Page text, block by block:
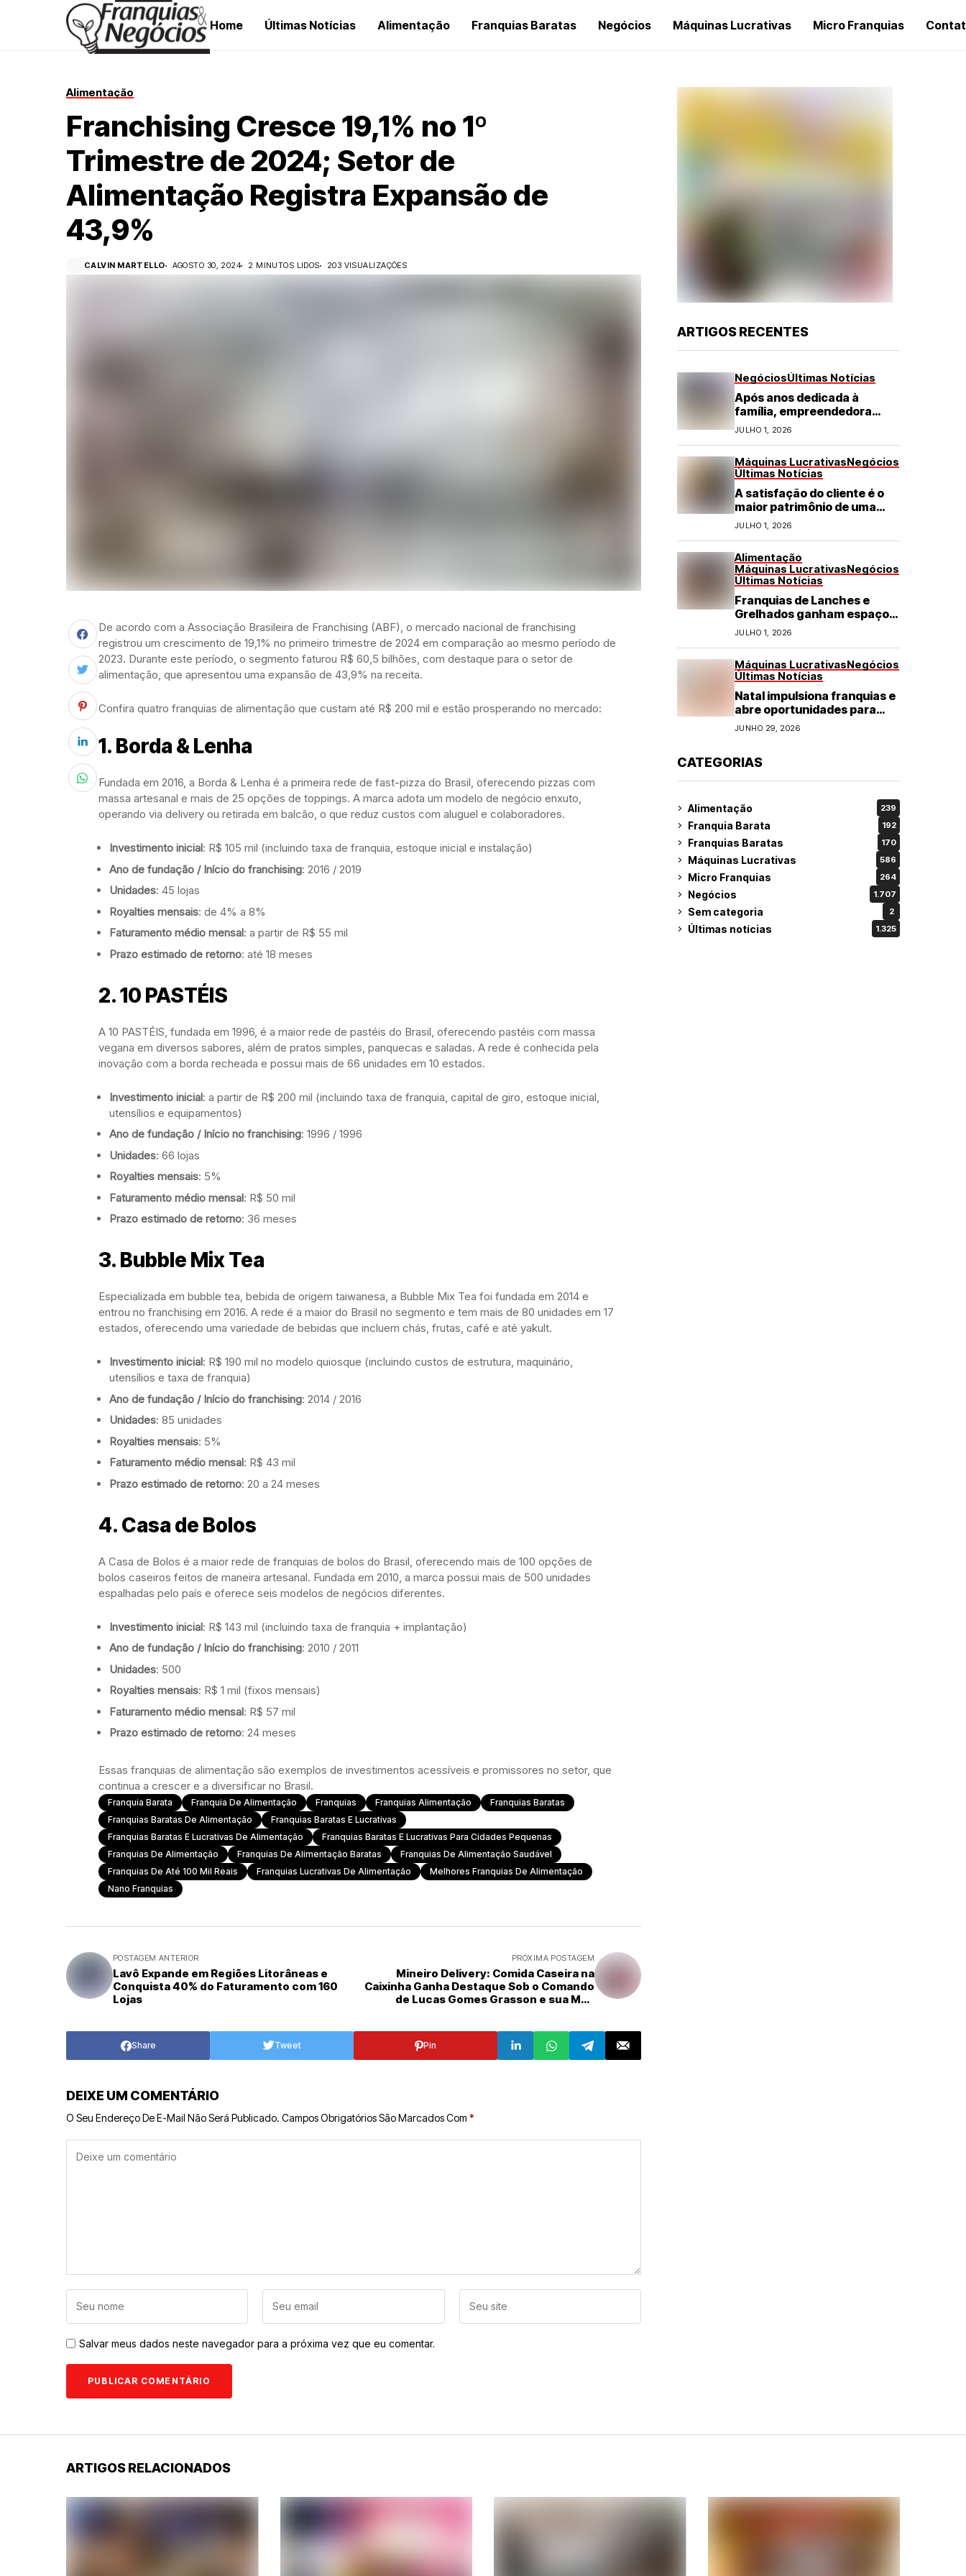
Home Últimas Notícias Alimentação Franquias Baratas Negócios Máquinas Lucrativas Micro Franquias
Alimentação
Franchising Cresce 19,1% no 1º
Trimestre de 2024; Setor de
Alimentação Registra Expansão de
43,9%
CALVIN MARTELLO AGOSTO 30, 2024 2 MINUTOS LIDOS 203 VISUALIZAÇÕES
De acordo com a Associação Brasileira de Franchising (ABF), o mercado nacional de franchising
registrou um crescimento de 19,1% no primeiro trimestre de 2024 em comparação ao mesmo período de
2023. Durante este período, o segmento faturou R$ 60,5 bilhões, com destaque para o setor de
alimentação, que apresentou uma expansão de 43,9% na receita.
Confira quatro franquias de alimentação que custam até R$ 200 mil e estão prosperando no mercado:
1. Borda & Lenha
Fundada em 2016, a Borda & Lenha é a primeira rede de fast-pizza do Brasil, oferecendo pizzas com
massa artesanal e mais de 25 opções de toppings. A marca adota um modelo de negócio enxuto,
operando via delivery ou retirada em balcão, o que reduz custos com aluguel e colaboradores.
Investimento inicial: R$ 105 mil (incluindo taxa de franquia, estoque inicial e instalação)
Ano de fundação / Início do franchising: 2016 / 2019
Unidades: 45 lojas
Royalties mensais: de 4% a 8%
Faturamento médio mensal: a partir de R$ 55 mil
Prazo estimado de retorno: até 18 meses
2.10 PASTÉIS
A 10 PASTÉIS, fundada em 1996, é a maior rede de pastéis do Brasil, oferecendo pastéis com massa
vegana em diversos sabores, além de pratos simples, panquecas e saladas. A rede é conhecida pela
inovação com a borda recheada e possui mais de 66 unidades em 10 estados.
Investimento inicial: a partir de R$ 200 mil (incluindo taxa de franquia, capital de giro, estoque inicial,
utensílios e equipamentos)
Ano de fundação / Início no franchising: 1996 / 1996
Unidades: 66 lojas
Royalties mensais: 5%
Faturamento médio mensal: R$ 50 mil
Prazo estimado de retorno: 36 meses
3. Bubble Mix Tea
Especializada em bubble tea, bebida de origem taiwanesa, a Bubble Mix Tea foi fundada em 2014 e
entrou no franchising em 2016. A rede é a maior do Brasil no segmento e tem mais de 80 unidades em 17
estados, oferecendo uma variedade de bebidas que incluem chás, frutas, café e até yakult.
Investimento inicial: R$ 190 mil no modelo quiosque (incluindo custos de estrutura, maquinário,
utensílios e taxa de franquia)
Ano de fundação / Início do franchising: 2014 / 2016
Unidades: 85 unidades
Royalties mensais: 5%
Faturamento médio mensal: R$ 43 mil
Prazo estimado de retorno: 20 a 24 meses
4. Casa de Bolos
A Casa de Bolos é a maior rede de franquias de bolos do Brasil, oferecendo mais de 100 opções de
bolos caseiros feitos de maneira artesanal. Fundada em 2010, a marca possui mais de 500 unidades
espalhadas pelo país e oferece seis modelos de negócios diferentes.
Investimento inicial: R$ 143 mil (incluindo taxa de franquia + implantação)
Ano de fundação / Início do franchising: 2010 / 2011
Unidades: 500
Royalties mensais: R$ 1 mil (fixos mensais)
Faturamento médio mensal: R$ 57 mil
Prazo estimado de retorno: 24 meses
Essas franquias de alimentação são exemplos de investimentos acessíveis e promissores no setor, que
continua a crescer e a diversificar no Brasil.
Franquia Barata Franquia De Alimentação Franquias Franquias Alimentação
Franquias Baratas
Franquias Baratas De Alimentação
Franquias Baratas E Lucrativas
Franquias Baratas E Lucrativas De Alimentação
Franquias Baratas E Lucrativas Para Cidades Pequenas
Franquias De Alimentação
Franquias De Alimentação Baratas
Franquias De Alimentação Saudável
Franquias De Até 100 Mil Reais
Franquias Lucrativas De Alimentação
Melhores Franquias De Alimentação
Nano Franquias
POSTAGEM ANTERIOR
Lavô Expande em Regiões Litorâneas e
Conquista 40% do Faturamento com 160
Lojas
PRÓXIMA POSTAGEM
Mineiro Delivery: Comida Caseira na
Caixinha Ganha Destaque Sob o Comando
de Lucas Gomes Grasson e sua Mãe
Share Tweet Pin
DEIXE UM COMENTÁRIO
O Seu Endereço De E-Mail Não Será Publicado. Campos Obrigatórios São Marcados Com *
Salvar meus dados neste navegador para a próxima vez que eu comentar.
ARTIGOS RECENTES
NegóciosÚltimas Notícias
Após anos dedicada à
família, empreendedora
transforma franquia de
turismo em negócio de
JULHO 1, 2026
Máquinas LucrativasNegócios
Últimas Notícias
A satisfação do cliente é o
maior patrimônio de uma
franquia
JULHO 1, 2026
Alimentação
Máquinas LucrativasNegócios
Últimas Notícias
Franquias de Lanches e
Grelhados ganham espaço
com demanda por refeições
rápidas e de qualidade
JULHO 1, 2026
Máquinas LucrativasNegócios
Últimas Notícias
Natal impulsiona franquias e
abre oportunidades para
diversos segmentos do
JUNHO 29, 2026
CATEGORIAS
Alimentação 239
Franquia Barata 192
Franquias Baratas 170
Máquinas Lucrativas 586
Micro Franquias 264
Negócios 1.707
Sem categoria 2
Últimas notícias 1.325
ARTIGOS RELACIONADOS